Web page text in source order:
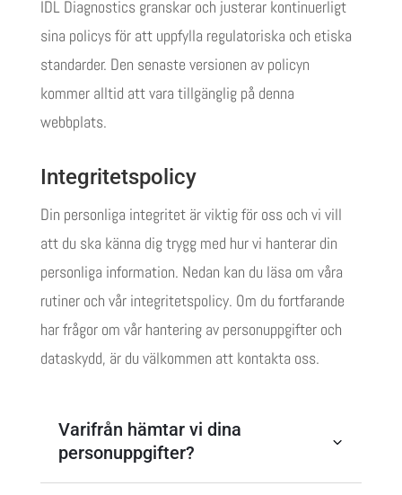
IDL Diagnostics granskar och justerar kontinuerligt
sina policys för att uppfylla regulatoriska och etiska
standarder. Den senaste versionen av policyn
kommer alltid att vara tillgänglig på denna
webbplats.
Integritetspolicy
Din personliga integritet är viktig för oss och vi vill
att du ska känna dig trygg med hur vi hanterar din
personliga information. Nedan kan du läsa om våra
rutiner och vår integritetspolicy. Om du fortfarande
har frågor om vår hantering av personuppgifter och
dataskydd, är du välkommen att kontakta oss.
Varifrån hämtar vi dina
personuppgifter?